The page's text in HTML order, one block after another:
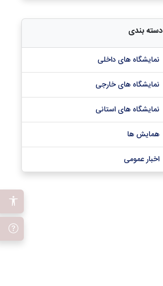
دسته بندی
نمایشگاه های داخلی
نمایشگاه های خارجی
نمایشگاه های استانی
همایش ها
اخبار عمومی